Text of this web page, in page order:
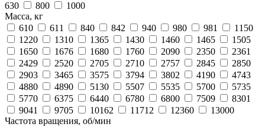
630
800
1000
Масса, кг
610
611 840 842 940 980 981
1150
1220
1310 1365 1430 1460 1465
1505
1650
1676 1680 1760 2090 2350
2361
2429
2520 2705 2710 2757 2845
2850
2903
3465 3575 3794 3802 4190
4743
4880
4890 5130 5507 5535 5700
5735
5770
6375 6440 6780 6800 7509
8301
9041
9705 10162 11712 12360
13000
Частота вращения, об/мин